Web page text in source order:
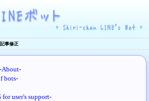
記事修正
About-
bots-
user's support-